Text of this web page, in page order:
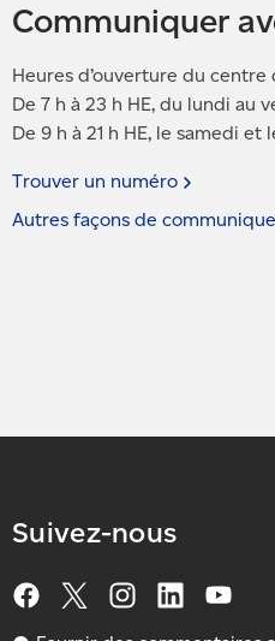
Communiquer
Heures d’ouverture du centre
De 7 h à 23 h HE, du lundi au
De 9 h à 21 h HE, le samedi et
Trouver un numéro
Autres façons de
Suivez-nous